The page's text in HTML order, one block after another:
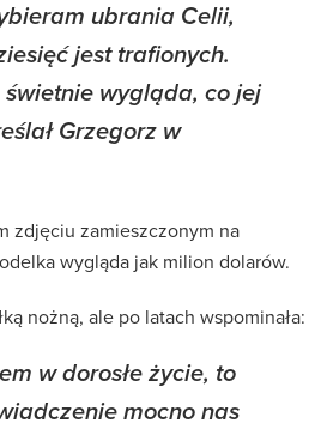
ubrania Celii,
jest trafionych.
świetnie wygląda, co jej
Grzegorz w
zdjęciu zamieszczonym na
wygląda jak milion dolarów.
nożną, ale po latach wspominała:
w dorosłe życie, to
mocno nas